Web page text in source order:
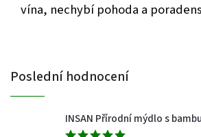
vína, nechybí pohoda a
Poslední hodnocení